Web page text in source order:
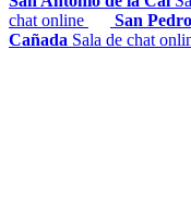
chat online
San
Cañada Sala de chat